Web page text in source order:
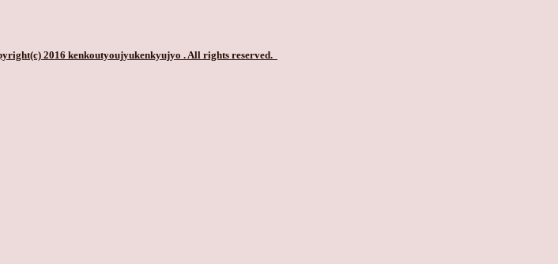
2016 kenkoutyoujyukenkyujyo . All rights reserved.